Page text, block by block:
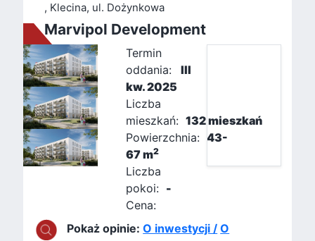
, Klecina, ul. Dożynkowa
Marvipol Development
Termin
oddania:
III
kw. 2025
Liczba
mieszkań: 132 mieszkań
Powierzchnia: 43-
67 m2
Liczba
pokoi: -
Cena:
Pokaż opinie:O inwestycji / O